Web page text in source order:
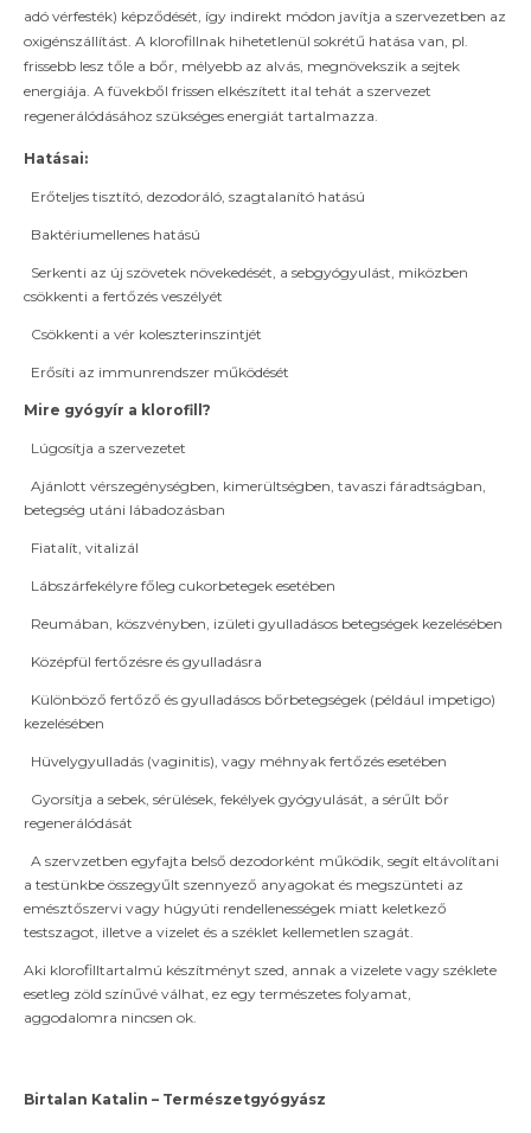
adó vérfesték) képződését, így indirekt módon javítja a szervezetben az
oxigénszállítást. A klorofillnak hihetetlenül sokrétű hatása van, pl.
frissebb lesz tőle a bőr, mélyebb az alvás, megnövekszik a sejtek
energiája. A füvekből frissen elkészített ital tehát a szervezet
regenerálódásához szükséges energiát tartalmazza.
Hatásai:
Erőteljes tisztító, dezodoráló, szagtalanító hatású
Baktériumellenes hatású
Serkenti az új szövetek növekedését, a sebgyógyulást, miközben
csökkenti a fertőzés veszélyét
Csökkenti a vér koleszterinszintjét
Erősíti az immunrendszer működését
Mire gyógyír a klorofill?
Lúgosítja a szervezetet
Ajánlott vérszegénységben, kimerültségben, tavaszi fáradtságban,
betegség utáni lábadozásban
Fiatalít, vitalizál
Lábszárfekélyre főleg cukorbetegek esetében
Reumában, köszvényben, izületi gyulladásos betegségek kezelésében
Középfül fertőzésre és gyulladásra
Különböző fertőző és gyulladásos bőrbetegségek (például impetigo)
kezelésében
Hüvelygyulladás (vaginitis), vagy méhnyak fertőzés esetében
Gyorsítja a sebek, sérülések, fekélyek gyógyulását, a sérűlt bőr
regenerálódását
A szervzetben egyfajta belső dezodorként működik, segít eltávolítani
a testünkbe összegyűlt szennyező anyagokat és megszünteti az
emésztőszervi vagy húgyúti rendellenességek miatt keletkező
testszagot, illetve a vizelet és a széklet kellemetlen szagát.
Aki klorofilltartalmú készítményt szed, annak a vizelete vagy széklete
esetleg zöld színűvé válhat, ez egy természetes folyamat,
aggodalomra nincsen ok.
Birtalan Katalin – Természetgyógyász